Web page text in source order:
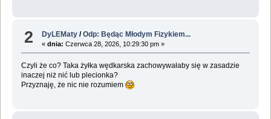
2 DyLEMaty /Odp: Będąc Młodym Fizykiem...
«dnia: Czerwca 28, 2026, 10:29:30 pm »
Czyli że co? Taka żyłka wędkarska zachowywałaby się w zasadzie
inaczej niż nić lub plecionka?
Przyznaję, że nic nie rozumiem